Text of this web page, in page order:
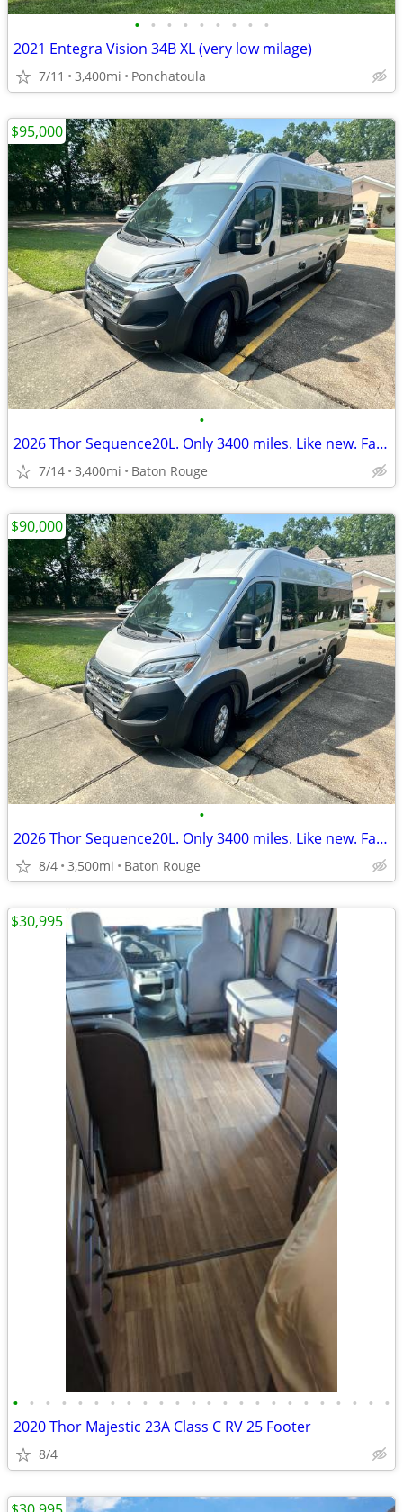
• • • • • • • • •
2021 Entegra Vision 34B XL (very low milage)
7/11 3,400mi Ponchatoula
•
2026 Thor Sequence20L. Only 3400 miles. Like new. Factory warranty &
7/14 3,400mi Baton Rouge
$95,000
•
2026 Thor Sequence20L. Only 3400 miles. Like new. Factory warranty &
8/4 3,500mi Baton Rouge
$90,000
• • • • • • • • • • • • • • • • • • • • • • • •
2020 Thor Majestic 23A Class C RV 25 Footer
8/4
$30,995